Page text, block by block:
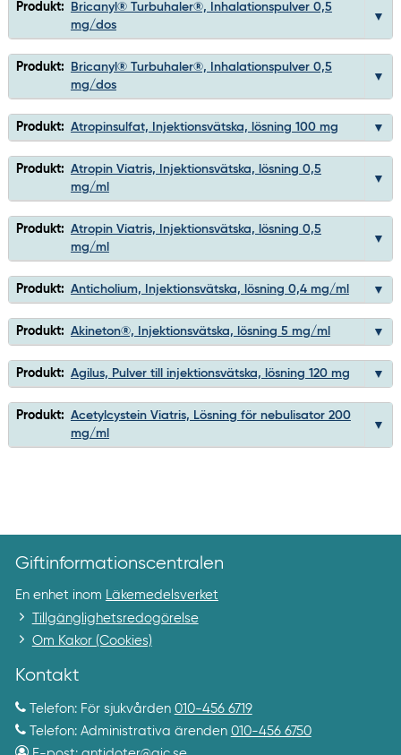
Produkt:
Bricanyl® Turbuhaler®, Inhalationspulver 0,5
mg/dos
Produkt:
Bricanyl® Turbuhaler®, Inhalationspulver 0,5
mg/dos
Produkt: Atropinsulfat, Injektionsvätska, lösning 100 mg
Produkt: Atropin Viatris, Injektionsvätska, lösning 0,5
mg/ml
Produkt: Atropin Viatris, Injektionsvätska, lösning 0,5
mg/ml
Produkt: Anticholium, Injektionsvätska, lösning 0,4 mg/ml
Produkt: Akineton®, Injektionsvätska, lösning 5 mg/ml
Produkt: Agilus, Pulver till injektionsvätska, lösning 120 mg
Produkt: Acetylcystein Viatris, Lösning för nebulisator 200
mg/ml
Giftinformationscentralen
En enhet inom Läkemedelsverket
Tillgänglighetsredogörelse
Om Kakor (Cookies)
Kontakt
Telefon: För sjukvården 010-456 6719
Telefon: Administrativa ärenden 010-456 6750